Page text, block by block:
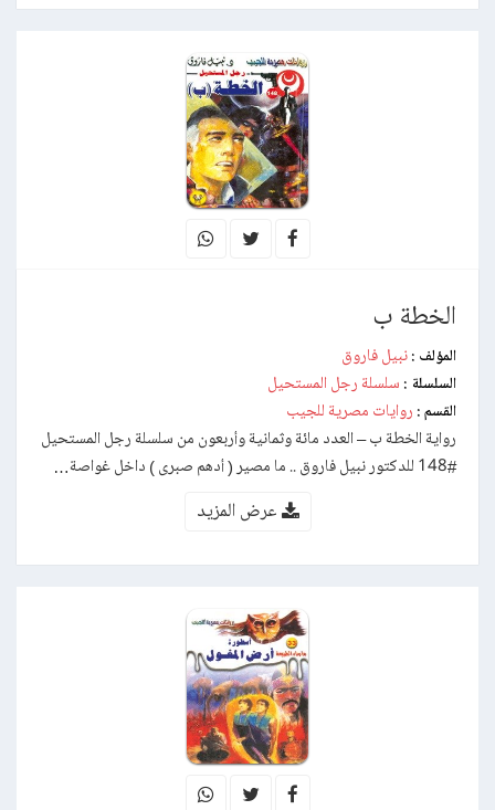
الخطة ب
المؤلف : نبيل فاروق
السلسلة : سلسلة رجل المستحيل
القسم : روايات مصرية للجيب
رواية الخطة ب – العدد مائة وثمانية وأربعون من سلسلة رجل المستحيل
#148 للدكتور نبيل فاروق .. ما مصير ( أدهم صبرى ) داخل غواصة…
عرض المزيد